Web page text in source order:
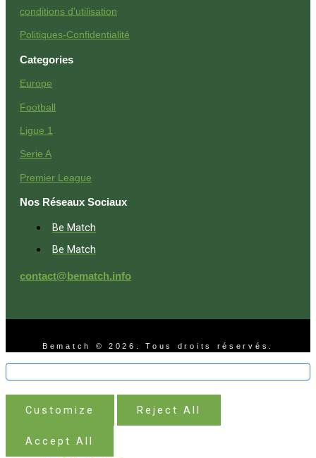
conditions d'utilisation
Politiques-Confidentialité
Categories
Europe
Football
Ligue 1
Serie A
Premier League
Nos Réseaux Sociaux
Be Match
Be Match
contact@bematch.info
Bematch © 2026. Tous droits réservés.
Customize Reject All
Accept All